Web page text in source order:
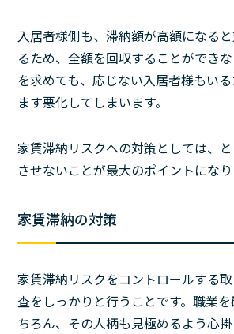
入居者様側も、滞納額が高額になる
るため、全額を回収することができ
を求めても、応じない入居者様もい
ます悪化してしまいます。
家賃滞納リスクへの対策としては、
させないことが最大のポイントになり
家賃滞納の対策
家賃滞納リスクをコントロールする
査をしっかりと行うことです。職業
ちろん、その人柄も見極めるよう心